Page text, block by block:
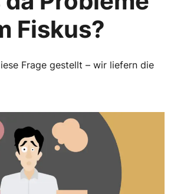
Fiskus?
Frage gestellt – wir liefern die